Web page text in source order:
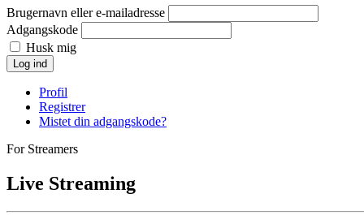
Brugernavn eller e-mailadresse
Adgangskode
Husk mig
Log ind
Profil
Registrer
Mistet din adgangskode?
For Streamers
Live Streaming